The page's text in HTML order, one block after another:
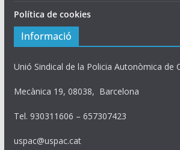
Política de cookies
Informació
Unió Sindical de la Policia Autonòmica de
Mecànica 19, 08038, Barcelona
Tel. 930311606 – 657307423
uspac@uspac.cat